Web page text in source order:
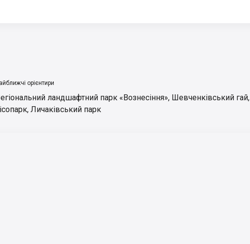
орієнтири
ландшафтний парк «Вознесіння», Шевченківський гай,
, Личаківський парк